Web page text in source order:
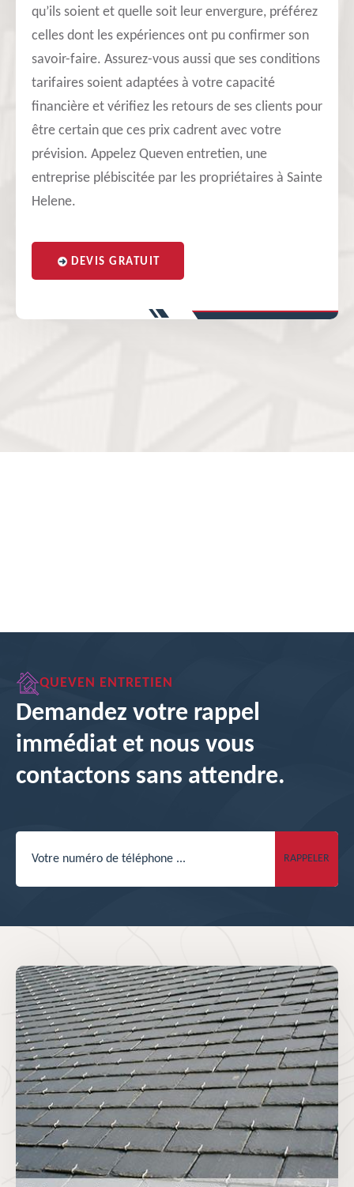
qu’ils soient et quelle soit leur envergure, préférez
celles dont les expériences ont pu confirmer son
savoir-faire. Assurez-vous aussi que ses conditions
tarifaires soient adaptées à votre capacité
financière et vérifiez les retours de ses clients pour
être certain que ces prix cadrent avec votre
prévision. Appelez Queven entretien, une
entreprise plébiscitée par les propriétaires à Sainte
Helene.
DEVIS GRATUIT
QUEVEN ENTRETIEN
Demandez votre rappel
immédiat et nous vous
contactons sans attendre.